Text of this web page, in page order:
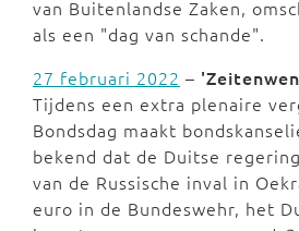
van Buitenlandse Zaken,
als een "dag van schande".
27 februari 2022 – '
Tijdens een extra plenaire
Bondsdag maakt
bekend dat de Duitse
van de Russische inval in
euro in de Bundeswehr, het